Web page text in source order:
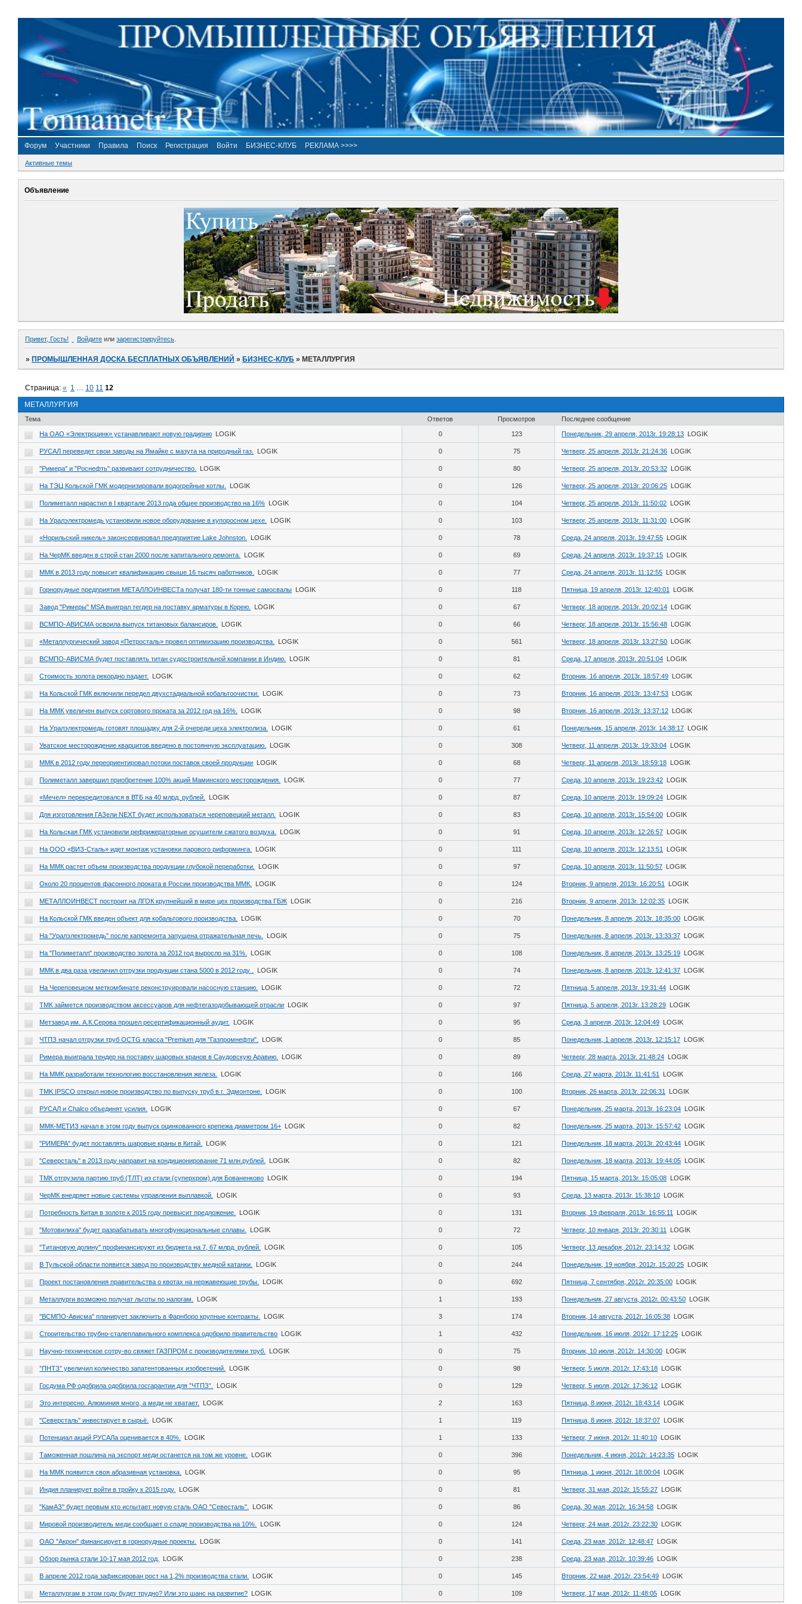
Форум Участники Правила Поиск Регистрация Войти БИЗНЕС-КЛУБ РЕКЛАМА >>>>
Активные темы
Объявление
Привет, Гость! Войдите или зарегистрируйтесь
»ПРОМЫШЛЕННАЯ ДОСКА БЕСПЛАТНЫХ ОБЪЯВЛЕНИЙ »БИЗНЕС-КЛУБ »МЕТАЛЛУРГИЯ
МЕТАЛЛУРГИЯ
Страница:« 1 … 10 11 12
Тема Ответов Просмотров Последнее сообщение
На ОАО «Электроцинк» устанавливают новую градирню LOGIK 0 123 Понедельник, 29 апреля, 2013г. 19:28:13 LOGIK
РУСАЛ переведет свои заводы на Ямайке с мазута на природный газ. LOGIK 0 75 Четверг, 25 апреля, 2013г. 21:24:36 LOGIK
"Римера" и "Роснефть" развивают сотрудничество. LOGIK 0 80 Четверг, 25 апреля, 2013г. 20:53:32 LOGIK
На ТЭЦ Кольской ГМК модернизировали водогрейные котлы. LOGIK 0 126 Четверг, 25 апреля, 2013г. 20:06:25 LOGIK
Полиметалл нарастил в I квартале 2013 года общее производство на 16% LOGIK 0 104 Четверг, 25 апреля, 2013г. 11:50:02 LOGIK
На Уралэлектромедь установили новое оборудование в купоросном цехе. LOGIK 0 103 Четверг, 25 апреля, 2013г. 11:31:00 LOGIK
«Норильский никель» законсервировал предприятие Lake Johnston. LOGIK 0 78 Среда, 24 апреля, 2013г. 19:47:55 LOGIK
На ЧерМК введен в строй стан 2000 после капитального ремонта. LOGIK 0 69 Среда, 24 апреля, 2013г. 19:37:15 LOGIK
ММК в 2013 году повысит квалификацию свыше 16 тысяч работников. LOGIK 0 77 Среда, 24 апреля, 2013г. 11:12:55 LOGIK
Горнорудные предприятия МЕТАЛЛОИНВЕСТа получат 180-ти тонные самосвалы LOGIK 0 118 Пятница, 19 апреля, 2013г. 12:40:01 LOGIK
Завод "Римеры" MSA выиграл тегдер на поставку арматуры в Корею. LOGIK 0 67 Четверг, 18 апреля, 2013г. 20:02:14 LOGIK
ВСМПО-АВИСМА освоила выпуск титановых балансиров. LOGIK 0 66 Четверг, 18 апреля, 2013г. 15:56:48 LOGIK
«Металлургический завод «Петросталь» провел оптимизацию производства. LOGIK 0 561 Четверг, 18 апреля, 2013г. 13:27:50 LOGIK
ВСМПО-АВИСМА будет поставлять титан судостроительной компании в Индию. LOGIK 0 81 Среда, 17 апреля, 2013г. 20:51:04 LOGIK
Стоимость золота рекордно падает. LOGIK 0 62 Вторник, 16 апреля, 2013г. 18:57:49 LOGIK
На Кольской ГМК включили передел двухстадиальной кобальтоочистки. LOGIK 0 73 Вторник, 16 апреля, 2013г. 13:47:53 LOGIK
На ММК увеличен выпуск сортового проката за 2012 год на 16%. LOGIK 0 98 Вторник, 16 апреля, 2013г. 13:37:12 LOGIK
На Уралэлектромедь готовят площадку для 2-й очереди цеха электролиза. LOGIK 0 61 Понедельник, 15 апреля, 2013г. 14:38:17 LOGIK
Уватское месторождение кварцитов введено в постоянную эксплуатацию. LOGIK 0 308 Четверг, 11 апреля, 2013г. 19:33:04 LOGIK
ММК в 2012 году переориентировал потоки поставок своей продукции LOGIK 0 68 Четверг, 11 апреля, 2013г. 18:59:18 LOGIK
Полиметалл завершил приобретение 100% акций Маминского месторождения. LOGIK 0 77 Среда, 10 апреля, 2013г. 19:23:42 LOGIK
«Мечел» перекредитовался в ВТБ на 40 млрд. рублей. LOGIK 0 87 Среда, 10 апреля, 2013г. 19:09:24 LOGIK
Для изготовления ГАЗели NEXT будет использоваться череповецкий металл. LOGIK 0 83 Среда, 10 апреля, 2013г. 15:54:00 LOGIK
На Кольская ГМК установили рефрижераторные осушители сжатого воздуха. LOGIK 0 91 Среда, 10 апреля, 2013г. 12:26:57 LOGIK
На ООО «ВИЗ-Сталь» идет монтаж установки парового риформинга. LOGIK 0 111 Среда, 10 апреля, 2013г. 12:13:51 LOGIK
На ММК растет объем производства продукции глубокой переработки. LOGIK 0 97 Среда, 10 апреля, 2013г. 11:50:57 LOGIK
Около 20 процентов фасонного проката в России производства ММК. LOGIK 0 124 Вторник, 9 апреля, 2013г. 16:20:51 LOGIK
МЕТАЛЛОИНВЕСТ построит на ЛГОК крупнейший в мире цех производства ГБЖ LOGIK 0 216 Вторник, 9 апреля, 2013г. 12:02:35 LOGIK
На Кольской ГМК введен объект для кобальтового производства. LOGIK 0 70 Понедельник, 8 апреля, 2013г. 18:35:00 LOGIK
На "Уралэлектромедь" после капремонта запущена отражательная печь. LOGIK 0 75 Понедельник, 8 апреля, 2013г. 13:33:37 LOGIK
На "Полиметалл" производство золота за 2012 год выросло на 31%. LOGIK 0 108 Понедельник, 8 апреля, 2013г. 13:25:19 LOGIK
ММК в два раза увеличил отгрузки продукции стана 5000 в 2012 году . LOGIK 0 74 Понедельник, 8 апреля, 2013г. 12:41:37 LOGIK
На Череповецком меткомбинате реконструировали насосную станцию. LOGIK 0 72 Пятница, 5 апреля, 2013г. 19:31:44 LOGIK
ТМК займется производством аксессуаров для нефтегазодобывающей отрасли LOGIK 0 97 Пятница, 5 апреля, 2013г. 13:28:29 LOGIK
Метзавод им. А.К.Серова прошел ресертификационный аудит. LOGIK 0 95 Среда, 3 апреля, 2013г. 12:04:49 LOGIK
ЧТПЗ начал отгрузки труб OCTG класса "Premium для "Газпромнефти". LOGIK 0 85 Понедельник, 1 апреля, 2013г. 12:15:17 LOGIK
Римера выиграла тендер на поставку шаровых кранов в Саудовскую Аравию. LOGIK 0 89 Четверг, 28 марта, 2013г. 21:48:24 LOGIK
На ММК разработали технологию восстановления железа. LOGIK 0 166 Среда, 27 марта, 2013г. 11:41:51 LOGIK
TMK IPSCO открыл новое производство по выпуску труб в г. Эдмонтоне. LOGIK 0 100 Вторник, 26 марта, 2013г. 22:06:31 LOGIK
РУСАЛ и Chalco объединят усилия. LOGIK 0 67 Понедельник, 25 марта, 2013г. 16:23:04 LOGIK
ММК-МЕТИЗ начал в этом году выпуск оцинкованного крепежа диаметром 16+ LOGIK 0 82 Понедельник, 25 марта, 2013г. 15:57:42 LOGIK
"РИМЕРА" будет поставлять шаровые краны в Китай. LOGIK 0 121 Понедельник, 18 марта, 2013г. 20:43:44 LOGIK
"Северсталь" в 2013 году направит на кондиционирование 71 млн.рублей. LOGIK 0 82 Понедельник, 18 марта, 2013г. 19:44:05 LOGIK
ТМК отгрузила партию труб (ТЛТ) из стали (суперхром) для Бованенково LOGIK 0 194 Пятница, 15 марта, 2013г. 15:05:08 LOGIK
ЧерМК внедряет новые системы управления выплавкой. LOGIK 0 93 Среда, 13 марта, 2013г. 15:38:10 LOGIK
Потребность Китая в золоте к 2015 году превысит предложение. LOGIK 0 131 Вторник, 19 февраля, 2013г. 16:55:11 LOGIK
"Мотовилиха" будет разрабатывать многофункциональные сплавы. LOGIK 0 72 Четверг, 10 января, 2013г. 20:30:11 LOGIK
"Титановую долину" профинансируют из бюджета на 7, 67 млрд. рублей. LOGIK 0 105 Четверг, 13 декабря, 2012г. 23:14:32 LOGIK
В Тульской области появится завод по производству медной катанки. LOGIK 0 244 Понедельник, 19 ноября, 2012г. 15:20:25 LOGIK
Проект постановления правительства о квотах на нержавеющие трубы. LOGIK 0 692 Пятница, 7 сентября, 2012г. 20:35:00 LOGIK
Металлурги возможно получат льготы по налогам. LOGIK 1 193 Понедельник, 27 августа, 2012г. 00:43:50 LOGIK
"ВСМПО-Ависма" планирует заключить в Фарнборо крупные контракты. LOGIK 3 174 Вторник, 14 августа, 2012г. 16:05:38 LOGIK
Строительство трубно-сталеплавильного комплекса одобрило правительство LOGIK 1 432 Понедельник, 16 июля, 2012г. 17:12:25 LOGIK
Научно-техническое сотру-во свяжет ГАЗПРОМ с производителями труб. LOGIK 0 75 Вторник, 10 июля, 2012г. 14:30:00 LOGIK
”ПНТЗ” увеличил количество запатентованных изобретений. LOGIK 0 98 Четверг, 5 июля, 2012г. 17:43:18 LOGIK
Госдума РФ одобрила одобрила госгарантии для ”ЧТПЗ”. LOGIK 0 129 Четверг, 5 июля, 2012г. 17:36:12 LOGIK
Это интересно. Алюминия много, а меди не хватает. LOGIK 2 163 Пятница, 8 июня, 2012г. 18:43:14 LOGIK
"Северсталь" инвестирует в сырьё. LOGIK 1 119 Пятница, 8 июня, 2012г. 18:37:07 LOGIK
Потенциал акций РУСАЛа оценивается в 40%. LOGIK 1 133 Четверг, 7 июня, 2012г. 11:40:10 LOGIK
Таможенная пошлина на экспорт меди останется на том же уровне. LOGIK 0 396 Понедельник, 4 июня, 2012г. 14:23:35 LOGIK
На ММК появится своя абразивная установка. LOGIK 0 95 Пятница, 1 июня, 2012г. 18:00:04 LOGIK
Индия планирует войти в тройку к 2015 году. LOGIK 0 81 Четверг, 31 мая, 2012г. 15:55:27 LOGIK
"КамАЗ" будет первым кто испытает новую сталь ОАО "Севесталь". LOGIK 0 86 Среда, 30 мая, 2012г. 16:34:58 LOGIK
Мировой производитель меди сообщает о спаде производства на 10%. LOGIK 0 124 Четверг, 24 мая, 2012г. 23:22:30 LOGIK
ОАО "Акрон" финансирует в горнорудные проекты. LOGIK 0 141 Среда, 23 мая, 2012г. 12:48:47 LOGIK
Обзор рынка стали 10-17 мая 2012 год. LOGIK 0 238 Среда, 23 мая, 2012г. 10:39:46 LOGIK
В апреле 2012 года зафиксирован рост на 1,2% производства стали. LOGIK 0 145 Вторник, 22 мая, 2012г. 23:54:49 LOGIK
Металлургам в этом году будет трудно? Или это шанс на развитие? LOGIK 0 109 Четверг, 17 мая, 2012г. 11:48:05 LOGIK